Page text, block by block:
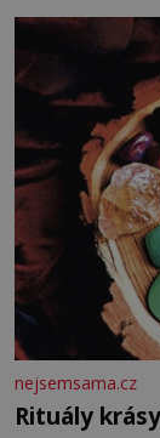
fyzický ani
chce být knězem
nejsemsama.cz
Rituály